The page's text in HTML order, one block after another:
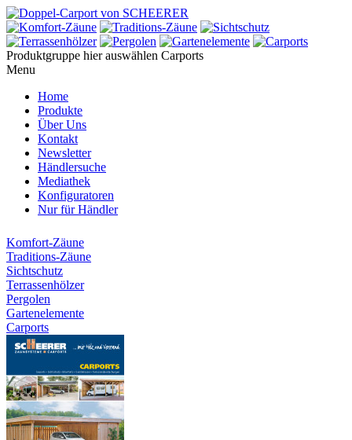
Produktgruppe hier auswählen Carports
Menu
Home
Produkte
Über Uns
Kontakt
Newsletter
Händlersuche
Mediathek
Konfiguratoren
Nur für Händler
Komfort-Zäune
Traditions-Zäune
Sichtschutz
Terrassenhölzer
Pergolen
Gartenelemente
Carports